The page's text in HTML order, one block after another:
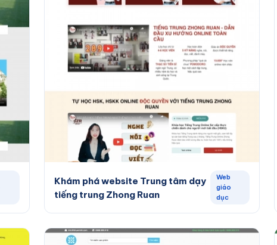
Khám phá website Trung tâm dạy
tiếng trung Zhong Ruan
Web
giáo
dục